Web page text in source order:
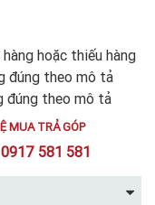
hoặc thiếu hàng
đúng theo mô tả
đúng theo mô tả
MUA TRẢ GÓP
0917 581 581